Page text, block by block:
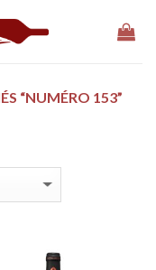
“NUMÉRO 153”